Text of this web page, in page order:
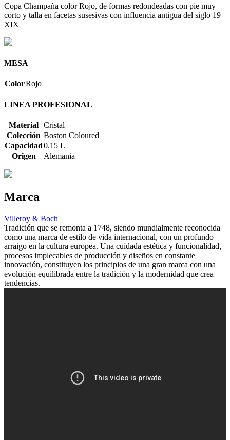
Copa Champaña color Rojo, de formas redondeadas con pie muy
corto y talla en facetas susesivas con influencia antigua del siglo 19
XIX
MESA
ColorRojo
LINEA PROFESIONAL
Material Cristal
Colección Boston Coloured
Capacidad0.15 L
Origen
Alemania
Marca
Villeroy & Boch
Tradición que se remonta a 1748, siendo mundialmente reconocida
como una marca de estilo de vida internacional, con un profundo
arraigo en la cultura europea. Una cuidada estética y funcionalidad,
procesos implecables de producción y diseños en constante
innovación, constituyen los principios de una gran marca con una
evolución equilibrada entre la tradición y la modernidad que crea
tendencias.